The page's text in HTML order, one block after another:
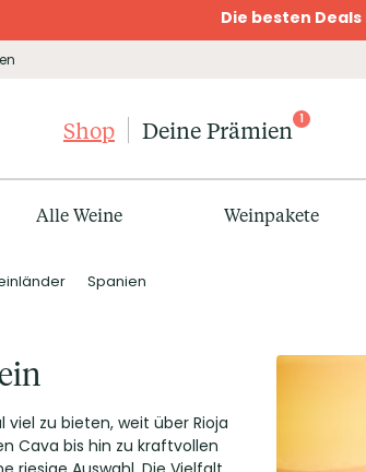
Die besten Deals
Shop Deine Prämien 1
Alle Weine Weinpakete
Spanien
zu bieten, weit über Rioja
Cava bis hin zu kraftvollen